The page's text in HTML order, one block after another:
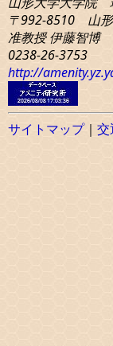
〒992-8510 山
准教授 伊藤智博
0238-26-3753
http://
サイトマップ｜ 交